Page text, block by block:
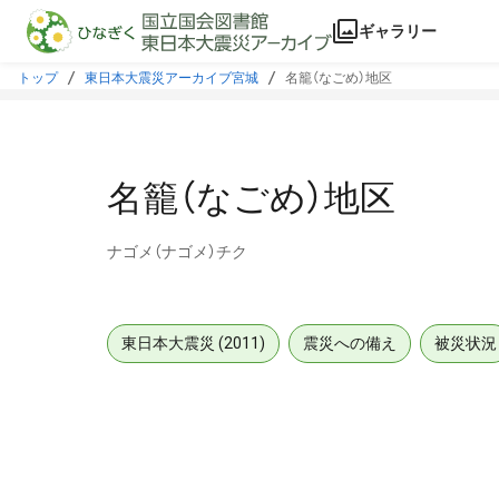
本文に飛ぶ
ギャラリー
トップ 東日本大震災アーカイブ宮城 名籠（なごめ）地区
名籠（なごめ）地区
ナゴメ（ナゴメ）チク
東日本大震災 (2011) 震災への備え 被災状況